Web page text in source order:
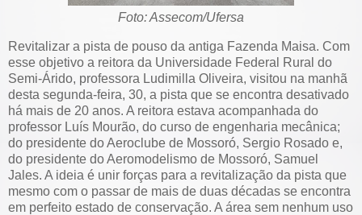
Foto: Assecom/Ufersa
Revitalizar a pista de pouso da antiga Fazenda Maisa. Com
esse objetivo a reitora da Universidade Federal Rural do
Semi-Árido, professora Ludimilla Oliveira, visitou na manhã
desta segunda-feira, 30, a pista que se encontra desativado
há mais de 20 anos. A reitora estava acompanhada do
professor Luís Mourão, do curso de engenharia mecânica;
do presidente do Aeroclube de Mossoró, Sergio Rosado e,
do presidente do Aeromodelismo de Mossoró, Samuel
Jales. A ideia é unir forças para a revitalização da pista que
mesmo com o passar de mais de duas décadas se encontra
em perfeito estado de conservação. A área sem nenhum uso